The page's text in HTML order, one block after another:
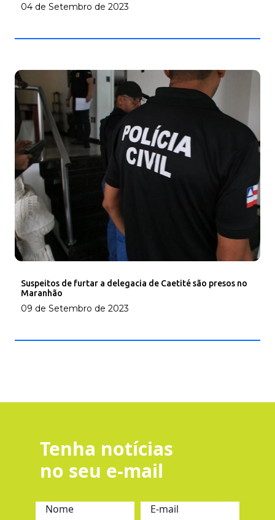
04 de Setembro de 2023
Suspeitos de furtar a delegacia de Caetité são presos no
Maranhão
09 de Setembro de 2023
Tenha notícias
no seu e-mail
Nome E-mail